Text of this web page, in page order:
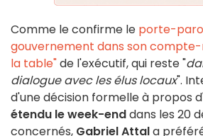
Comme le confirme le porte-
gouvernement dans son
la table"de l'exécutif, qui reste "
dialogue avec les élus locaux".
d'une décision formelle à propos
étendu le week-enddans les 20
concernés, Gabriel Attala